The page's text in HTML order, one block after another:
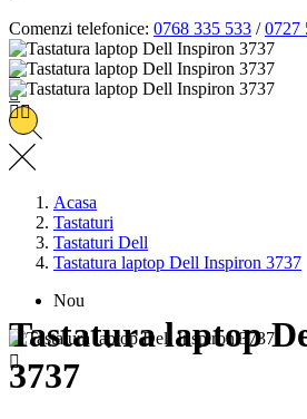
Comenzi telefonice: 0768 335 533 /0727


Acasa
Tastaturi
Tastaturi Dell
Tastatura laptop Dell Inspiron 3737
Nou


Tastatura laptop
3737